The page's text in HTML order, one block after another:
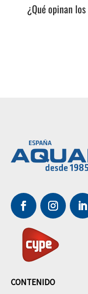
¿Qué opinan
CONTENIDO